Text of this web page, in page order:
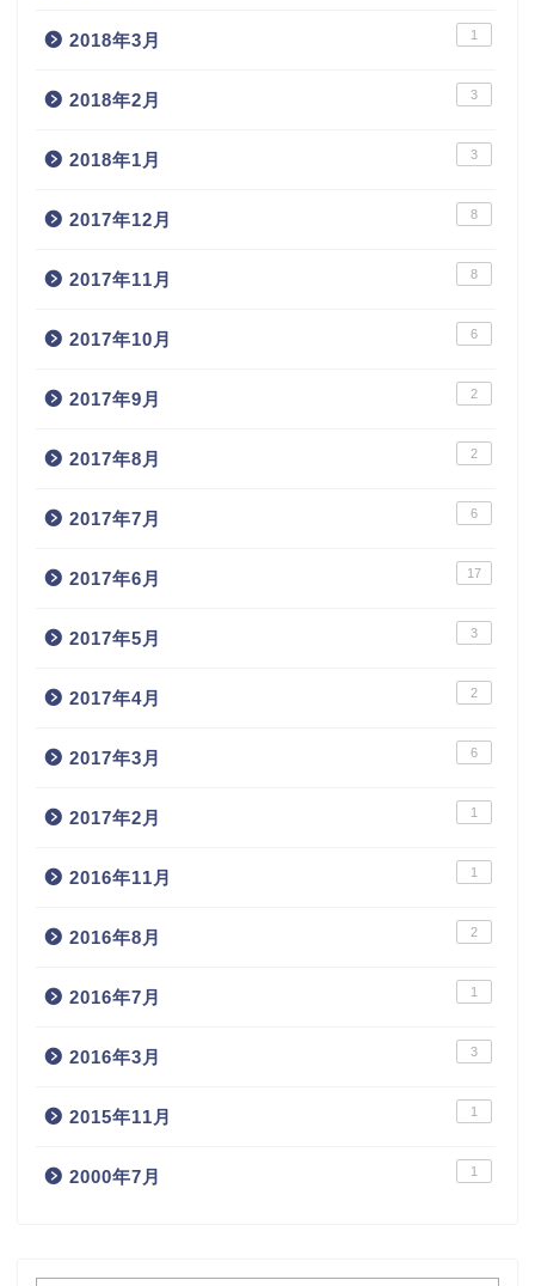
2018年3月 1
2018年2月 3
2018年1月 3
2017年12月 8
2017年11月 8
2017年10月 6
2017年9月 2
2017年8月 2
2017年7月 6
2017年6月 17
2017年5月 3
2017年4月 2
2017年3月 6
2017年2月 1
2016年11月 1
2016年8月 2
2016年7月 1
2016年3月 3
2015年11月 1
2000年7月 1